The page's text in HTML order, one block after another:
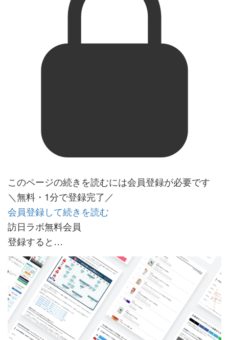
このページの続きを読むには会員登録が必要です
＼無料・1分で登録完了／
会員登録して続きを読む
訪日ラボ無料会員
登録すると…